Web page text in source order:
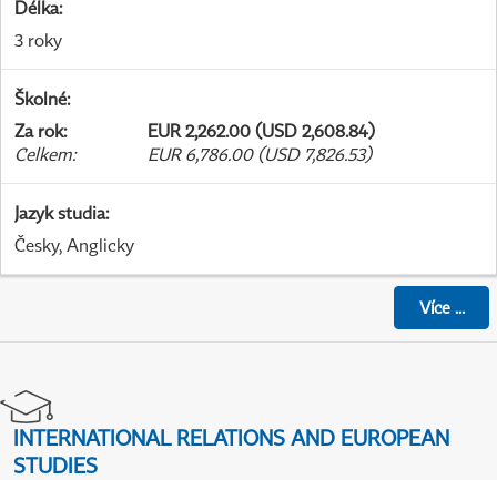
Délka:
3 roky
Školné:
Za rok:
EUR 2,262.00 (USD 2,608.84)
Celkem: EUR 6,786.00 (USD 7,826.53)
Jazyk studia:
Česky, Anglicky
Více...
INTERNATIONAL RELATIONS AND EUROPEAN
STUDIES